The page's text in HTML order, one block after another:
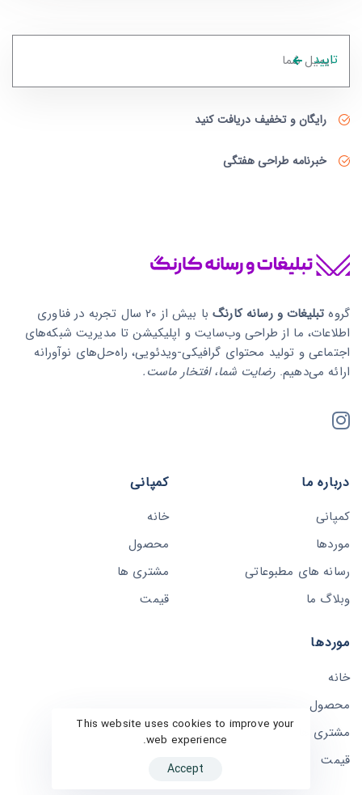
تایید
رایگان و تخفیف دریافت کنید
خبرنامه طراحی هفتگی
گروه تبلیغات و رسانه کارنگ
با بیش از ۲۰ سال تجربه در فناوری
اطلاعات، ما از طراحی وب‌سایت و اپلیکیشن تا مدیریت شبکه‌های
اجتماعی و تولید محتوای گرافیکی-ویدئویی، راه‌حل‌های نوآورانه
ارائه می‌دهیم.رضایت شما، افتخار ماست.
درباره ما
کمپانی
موردها
رسانه های مطبوعاتی
وبلاگ ما
کمپانی
خانه
محصول
مشتری ها
قیمت
موردها
خانه
محصول
مشتری ها
قیمت
This website uses cookies to improve your
web experience.
Accept